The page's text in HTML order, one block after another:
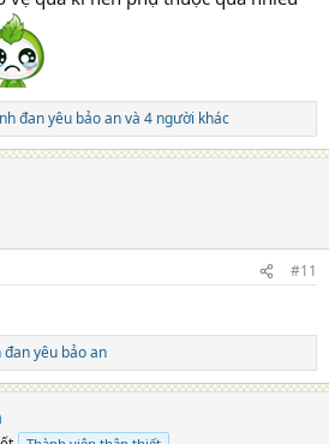
đan yêu bảo anvà 4 người khác
#11
đan yêu bảo an